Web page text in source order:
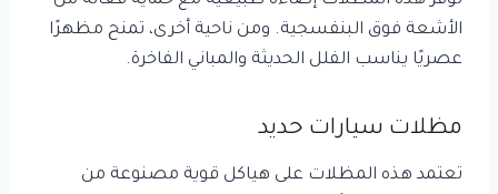
الأشعة فوق البنفسجية. ومن ناحية أخرى، تمنح مظهرًا
عصريًا يناسب الفلل الحديثة والمباني الفاخرة.
مظلات سيارات حديد
تعتمد هذه المظلات على هياكل قوية مصنوعة من